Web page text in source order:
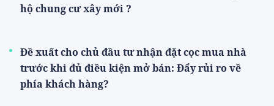
hộ chung cư xây mới ?
Đề xuất cho chủ đầu tư nhận đặt cọc mua nhà
trước khi đủ điều kiện mở bán: Đẩy rủi ro về
phía khách hàng?